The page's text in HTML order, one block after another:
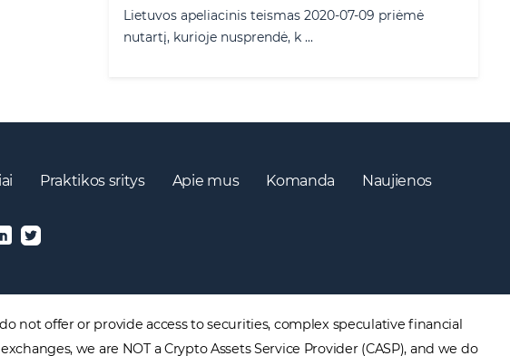
Lietuvos apeliacinis teismas 2020-07-09 priėmė
nutartį, kurioje nusprendė, k ...
Praktikos sritys Apie mus Komanda Naujienos
not offer or provide access to securities, complex speculative financial
we are NOT a Crypto Assets Service Provider (CASP), and we do